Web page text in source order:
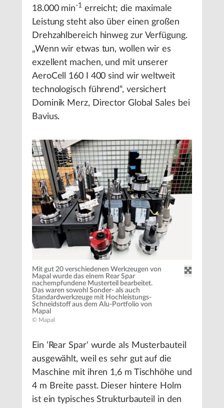
18.000 min-1erreicht; die maximale
Leistung steht also über einen großen
Drehzahlbereich hinweg zur Verfügung.
„Wenn wir etwas tun, wollen wir es
exzellent machen, und mit unserer
AeroCell 160 I 400 sind wir weltweit
technologisch führend“, versichert
Dominik Merz, Director Global Sales bei
Bavius.
Mit gut 20 verschiedenen Werkzeugen von
Mapal wurde das einem Rear Spar
nachempfundene Musterteil bearbeitet.
Das waren sowohl Sonder- als auch
Standardwerkzeuge mit Hochleistungs-
Schneidstoff aus dem Alu-Portfolio von
Mapal
© Mapal
Ein ‘Rear Spar‘ wurde als Musterbauteil
ausgewählt, weil es sehr gut auf die
Maschine mit ihren 1,6 m Tischhöhe und
4 m Breite passt. Dieser hintere Holm
ist ein typisches Strukturbauteil in den